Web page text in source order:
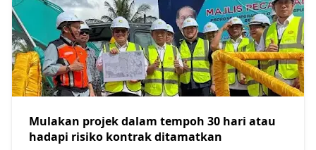
Mulakan projek dalam tempoh 30 hari atau
hadapi risiko kontrak ditamatkan